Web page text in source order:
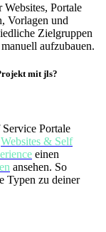
Websites, Portale
Vorlagen und
Zielgruppen
aufzubauen.
mit jls?
Portale
Websites & Self
einen
ansehen. So
Typen zu deiner